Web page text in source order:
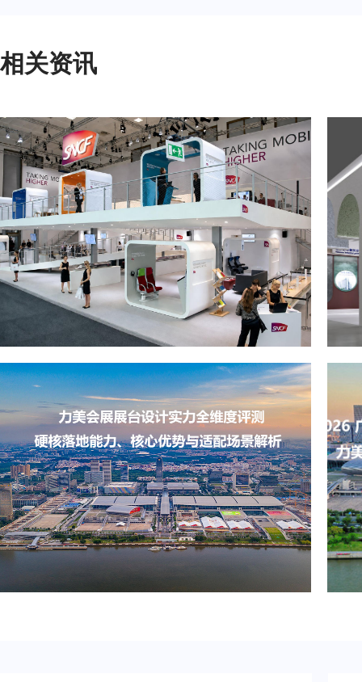
相关资讯
出境展览公司如何选？2026俄罗斯展台设计搭建十大服务商实力盘点